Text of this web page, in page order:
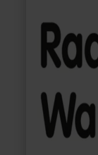
Rad-
Wanderbahnhof
Zülpich